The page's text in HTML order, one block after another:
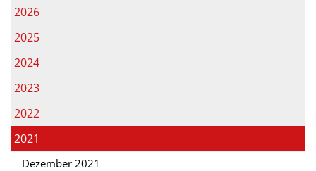
2026
2025
2024
2023
2022
2021
Dezember 2021